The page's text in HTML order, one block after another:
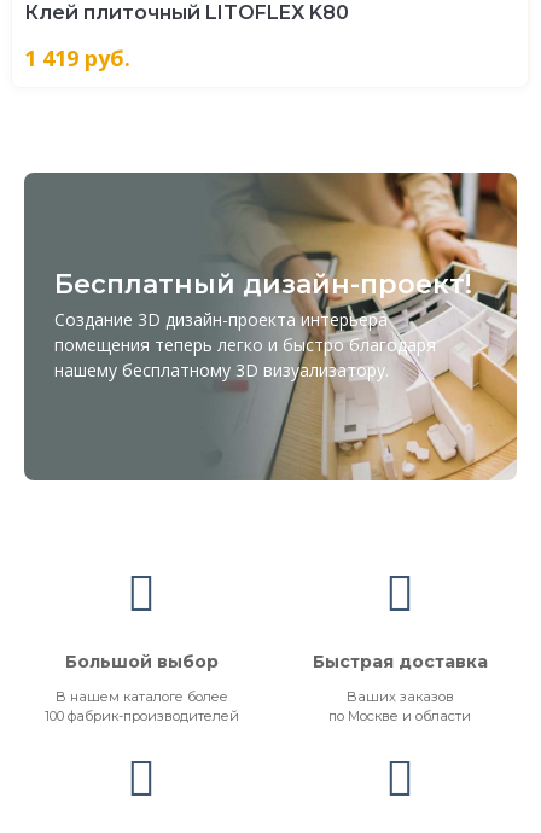
Клей плиточный LITOFLEX K80
1 419 руб.
Бесплатный дизайн-проект!
Создание 3D дизайн-проекта интерьера
помещения теперь легко и быстро благодаря
нашему бесплатному 3D визуализатору.
Большой выбор
В нашем каталоге более
100 фабрик-производителей
Быстрая доставка
Ваших заказов
по Москве и области